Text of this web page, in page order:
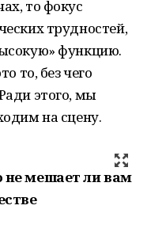
то фокус
трудностей,
функцию.
то, без чего
этого, мы
на сцену.
не мешает ли вам